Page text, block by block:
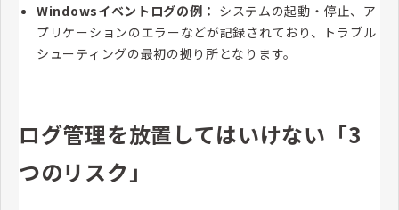
Windowsイベントログの例： システムの起動・停止、ア
プリケーションのエラーなどが記録されており、トラブル
シューティングの最初の拠り所となります。
ログ管理を放置してはいけない「3
つのリスク」